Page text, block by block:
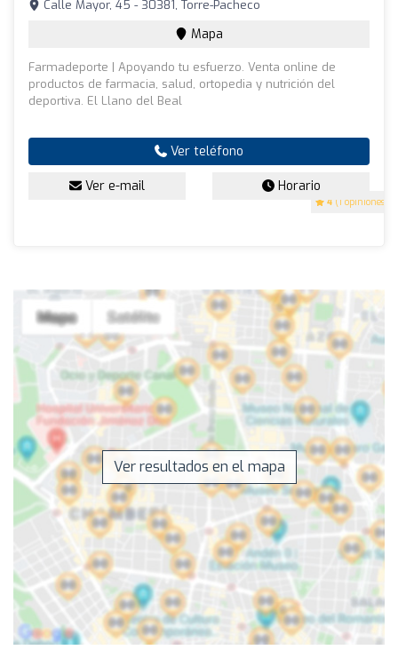
4 (1 opiniones)
Calle Mayor, 45 - 30381, Torre-Pacheco
Mapa
Farmadeporte | Apoyando tu esfuerzo. Venta online de
productos de farmacia, salud, ortopedia y nutrición del
deportiva. El Llano del Beal
Ver teléfono
Ver e-mail Horario
Ver resultados en el mapa